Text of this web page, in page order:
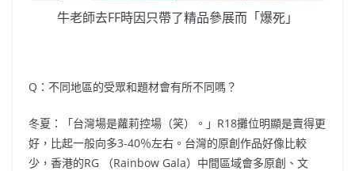
牛老師去FF時因只帶了精品參展而「爆死」
Q：不同地區的受眾和題材會有所不同嗎？
冬夏：「台灣場是蘿莉控場（笑）。」R18攤位明顯是賣得更
好，比起一般向多3-40％左右。台灣的原創作品好像比較
少，香港的RG （Rainbow Gala）中間區域會多原創、文